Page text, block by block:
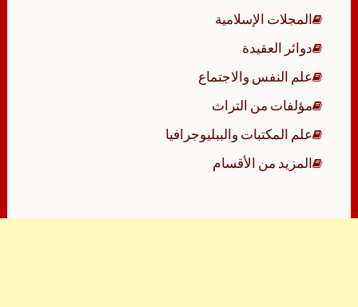
المجلات الإسلامية
دوائر العقيدة
علم النفس والاجتماع
مؤلفات من التراث
علم المكتبات والببليوجرافيا
المزيد من الأقسام